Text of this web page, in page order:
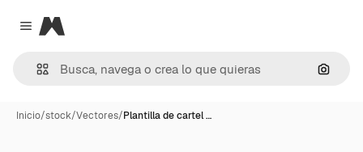
Close menu
Magnific
Inicio/stock/Vectores/Plantilla de cartel …